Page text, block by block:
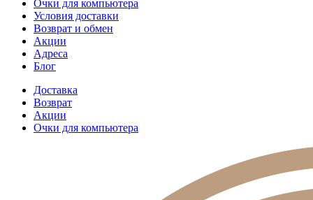
Очки для компьютера
Условия доставки
Возврат и обмен
Акции
Адреса
Блог
Доставка
Возврат
Акции
Очки для компьютера